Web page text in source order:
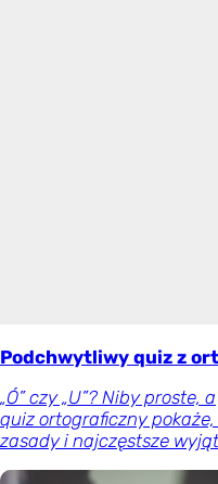
Podchwytliwy quiz z
„Ó” czy „U”? Niby proste,
quiz ortograficzny
zasady i najczęstsze